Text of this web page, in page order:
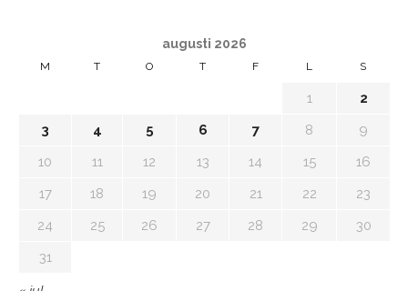
augusti 2026
M T O T F L S
1
2
3
4 5 6 7 8
9
10
11 12 13 14 15
16
17
18 19 20 21 22
23
24
25 26 27 28 29
30
31